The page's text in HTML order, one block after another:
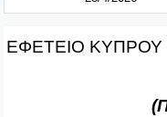
ΕΦΕΤΕΙΟ ΚΥΠΡΟΥ